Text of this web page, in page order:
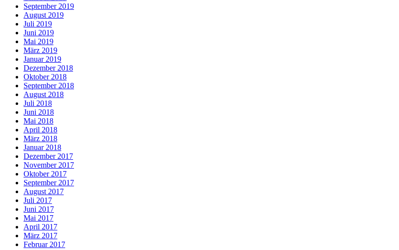
September 2019
August 2019
Juli 2019
Juni 2019
Mai 2019
März 2019
Januar 2019
Dezember 2018
Oktober 2018
September 2018
August 2018
Juli 2018
Juni 2018
Mai 2018
April 2018
März 2018
Januar 2018
Dezember 2017
November 2017
Oktober 2017
September 2017
August 2017
Juli 2017
Juni 2017
Mai 2017
April 2017
März 2017
Februar 2017